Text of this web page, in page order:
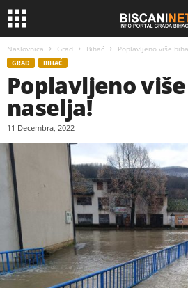
Naslovnica Grad Bihać Poplavljeno više
GRAD BIHAĆ
Poplavljeno
naselja!
11 Decembra, 2022